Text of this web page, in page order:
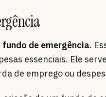
fundo de emergência.
essenciais. Ele
de emprego ou